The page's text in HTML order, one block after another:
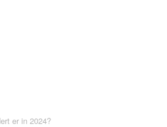
er in 2024?